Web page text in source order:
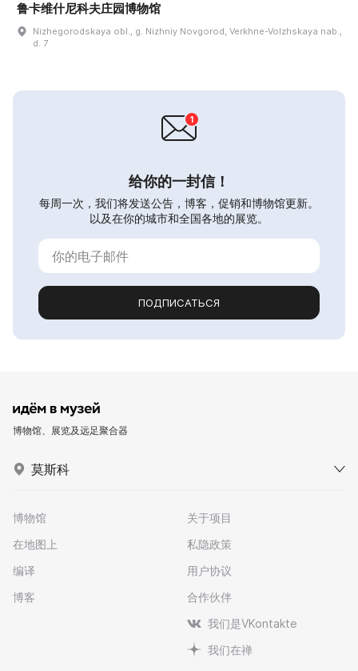
鲁卡维什尼科夫庄园博物馆
Nizhegorodskaya obl., g. Nizhniy Novgorod, Verkhne-Volzhskaya nab.,
d. 7
给你的一封信！
每周一次，我们将发送公告，博客，促销和博物馆更新。
以及在你的城市和全国各地的展览。
ПОДПИСАТЬСЯ
博物馆、展览及远足聚合器
莫斯科
博物馆
在地图上
编译
博客
关于项目
私隐政策
用户协议
合作伙伴
我们是VKontakte
我们在禅